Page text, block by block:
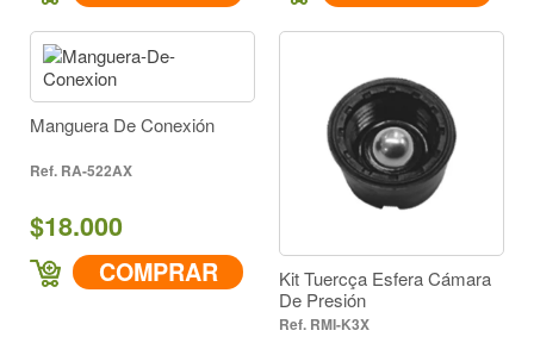
Manguera De Conexión
RA-522AX
$18.000
COMPRAR
Kit Tuercça Esfera Cámara
De Presión
RMI-K3X